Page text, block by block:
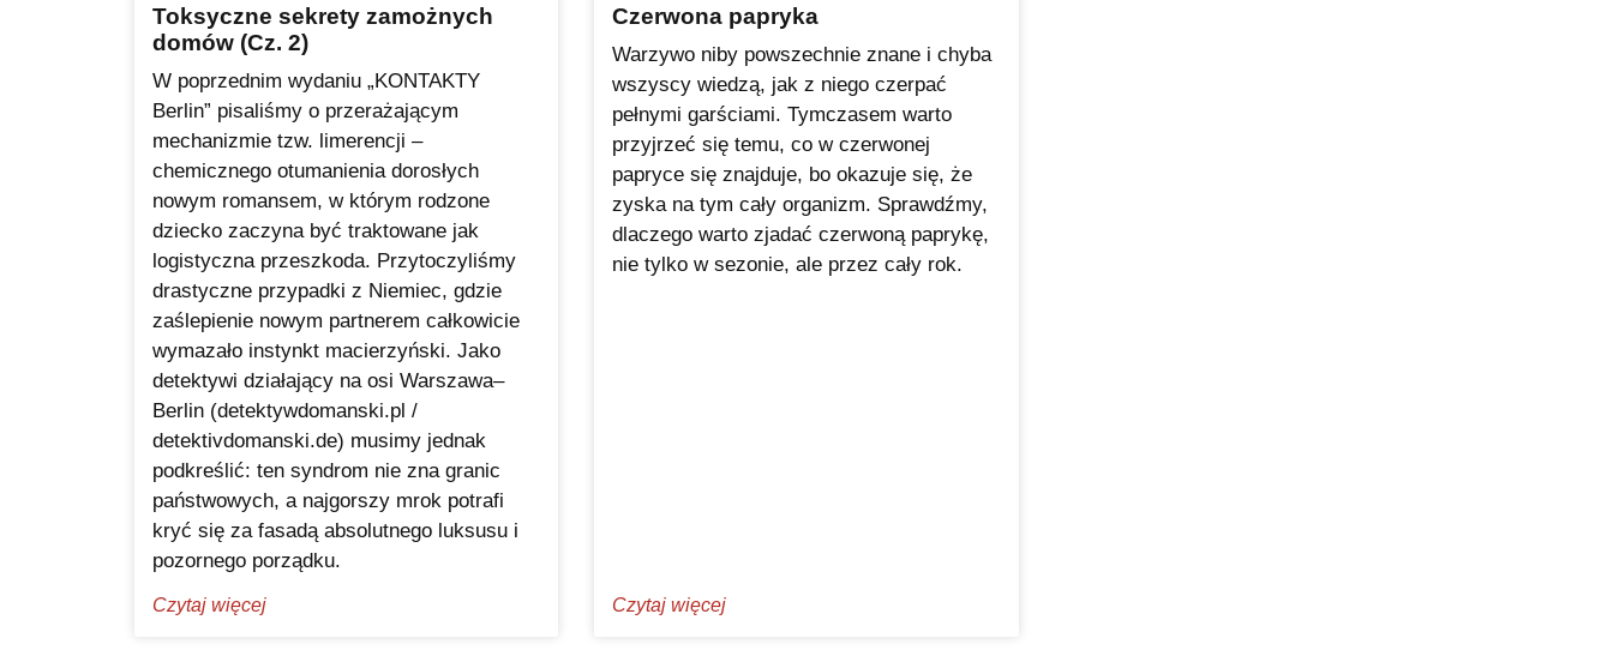
Toksyczne sekrety zamożnych
domów (Cz. 2)
W poprzednim wydaniu „KONTAKTY
Berlin” pisaliśmy o przerażającym
mechanizmie tzw. limerencji –
chemicznego otumanienia dorosłych
nowym romansem, w którym rodzone
dziecko zaczyna być traktowane jak
logistyczna przeszkoda. Przytoczyliśmy
drastyczne przypadki z Niemiec, gdzie
zaślepienie nowym partnerem całkowicie
wymazało instynkt macierzyński. Jako
detektywi działający na osi Warszawa–
Berlin (detektywdomanski.pl /
detektivdomanski.de) musimy jednak
podkreślić: ten syndrom nie zna granic
państwowych, a najgorszy mrok potrafi
kryć się za fasadą absolutnego luksusu i
pozornego porządku.
Czytaj więcej
Czerwona papryka
Warzywo niby powszechnie znane i chyba
wszyscy wiedzą, jak z niego czerpać
pełnymi garściami. Tymczasem warto
przyjrzeć się temu, co w czerwonej
papryce się znajduje, bo okazuje się, że
zyska na tym cały organizm. Sprawdźmy,
dlaczego warto zjadać czerwoną paprykę,
nie tylko w sezonie, ale przez cały rok.
Czytaj więcej